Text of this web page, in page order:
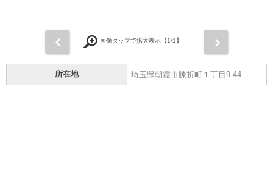
画像タップで拡大表示【1/1】
所在地 埼玉県朝霞市膝折町１丁目9-44